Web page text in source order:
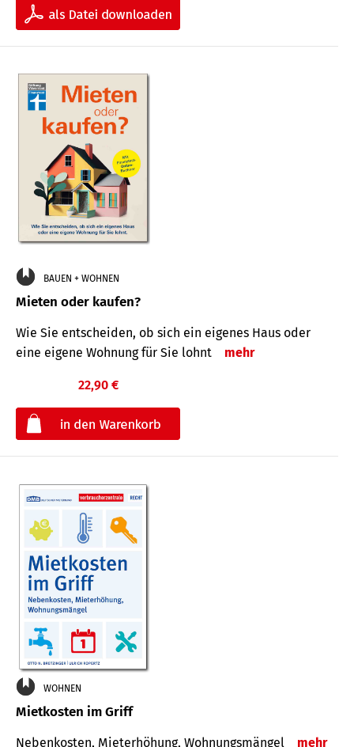
BAUEN + WOHNEN
Mieten oder kaufen?
Wie Sie entscheiden, ob sich ein eigenes Haus oder
eine eigene Wohnung für Sie lohnt
mehr
22,90 €
WOHNEN
Mietkosten im Griff
Nebenkosten, Mieterhöhung, Wohnungsmängel mehr